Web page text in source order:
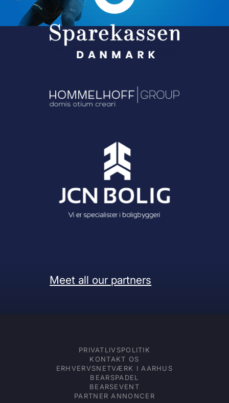
Meet all our partners
PRIVATLIVSPOLITIK
KONTAKT OS
ERHVERVSNETVÆRK I AARHUS
BEARSPADEL
BEARSEVENT
PARTNER ANNONCER